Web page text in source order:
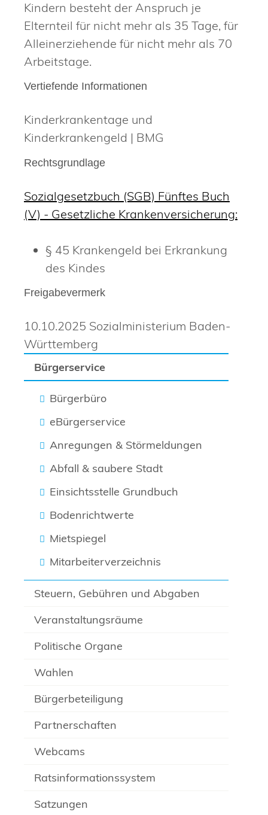
Bürgerservice
Bürgerbüro
eBürgerservice
Anregungen & Störmeldungen
Abfall & saubere Stadt
Einsichtsstelle Grundbuch
Bodenrichtwerte
Mietspiegel
Mitarbeiterverzeichnis
Steuern, Gebühren und Abgaben
Veranstaltungsräume
Politische Organe
Wahlen
Bürgerbeteiligung
Partnerschaften
Webcams
Ratsinformationssystem
Satzungen
Kindern besteht der Anspruch je
Elternteil für nicht mehr als 35 Tage, für
Alleinerziehende für nicht mehr als 70
Arbeitstage.
Vertiefende Informationen
Kinderkrankentage und
Kinderkrankengeld | BMG
Rechtsgrundlage
Sozialgesetzbuch (SGB) Fünftes Buch
(V) - Gesetzliche Krankenversicherung:
§ 45 Krankengeld bei Erkrankung
des Kindes
Freigabevermerk
10.10.2025 Sozialministerium Baden-
Württemberg